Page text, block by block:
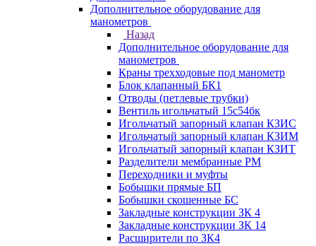
Дополнительное оборудование для
манометров
Назад
Дополнительное оборудование для
манометров
Краны трехходовые под манометр
Блок клапанный БК1
Отводы (петлевые трубки)
Вентиль игольчатый 15с54бк
Игольчатый запорный клапан КЗИС
Игольчатый запорный клапан КЗИМ
Игольчатый запорный клапан КЗИТ
Разделители мембранные РМ
Переходники и муфты
Бобышки прямые БП
Бобышки скошенные БС
Закладные конструкции ЗК 4
Закладные конструкции ЗК 14
Расширители по ЗК4